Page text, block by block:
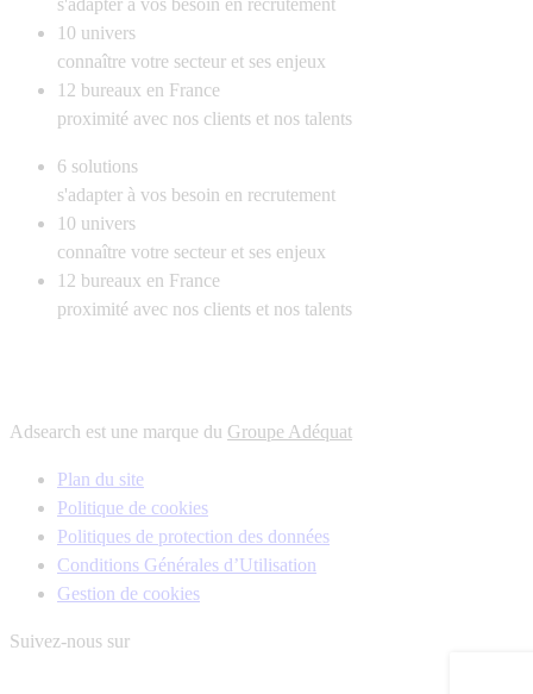
s'adapter à vos besoin en recrutement
10 univers
connaître votre secteur et ses enjeux
12 bureaux en France
proximité avec nos clients et nos talents
6 solutions
s'adapter à vos besoin en recrutement
10 univers
connaître votre secteur et ses enjeux
12 bureaux en France
proximité avec nos clients et nos talents
Adsearch est une marque du Groupe Adéquat
Plan du site
Politique de cookies
Politiques de protection des données
Conditions Générales d’Utilisation
Gestion de cookies
Suivez-nous sur